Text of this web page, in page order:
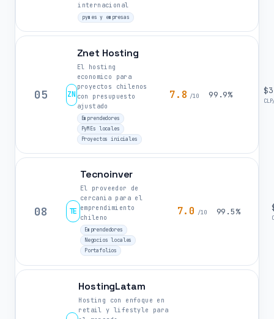
internacional
pymes y empresas
05 ZN
Znet Hosting
El hosting
economico para
proyectos chilenos
con presupuesto
ajustado
Emprendedores
PyMEs locales
Proyectos iniciales
7.8 /10 99.9%
08 TE
Tecnoinver
El proveedor de
cercania para el
emprendimiento
chileno
Emprendedores
Negocios locales
Portafolios
7.0 /10 99.5%
HostingLatam
Hosting con enfoque en
retail y lifestyle para